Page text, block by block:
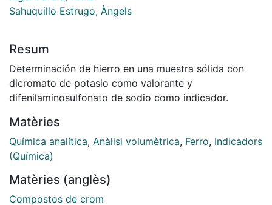
Sahuquillo Estrugo, Àngels
Resum
Determinación de hierro en una muestra sólida con
dicromato de potasio como valorante y
difenilaminosulfonato de sodio como indicador.
Matèries
Química analítica, Anàlisi volumètrica, Ferro, Indicadors
(Química)
Matèries (anglès)
Compostos de crom